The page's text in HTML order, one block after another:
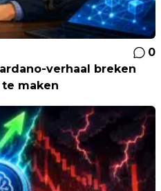
0
verhaal breken
maken